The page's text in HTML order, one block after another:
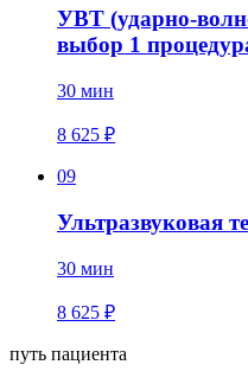
УВТ (ударно-
выбор 1
30 мин
8 625 ₽
09
Ультразвуковая
30 мин
8 625 ₽
путь пациента